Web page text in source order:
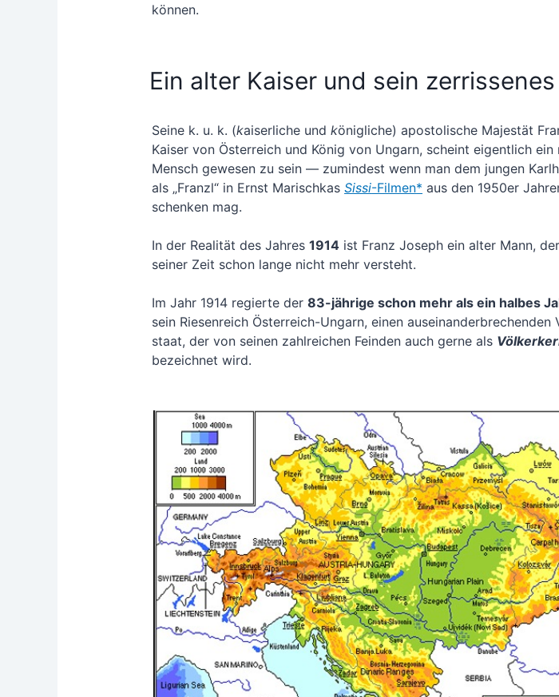
können.
Ein alter Kaiser und sein zerrissenes
Sei­ne k. u. k. (kaiser­li­che undkönig­li­che) apos­to­li­sche Majes­tät
Kai­ser von Öster­reich und König von Ungarn, scheint eigent­lich ein
Mensch gewe­sen zu sein — zumin­dest wenn man dem jun­gen
als „Franzl“ in Ernst Marisch­kasSis­si-Fil­men* aus den 1950er
schen­ken mag.
In der Rea­li­tät des Jah­res1914 ist Franz Joseph ein alter Mann,
sei­ner Zeit schon lan­ge nicht mehr ver­steht.
Im Jahr 1914 regier­te der83-jäh­ri­ge schon mehr als ein hal­bes
sein Rie­sen­reich Öster­reich-Ungarn, einen
staat, der von sei­nen zahl­rei­chen Fein­den auch ger­ne als
bezeich­net wird.